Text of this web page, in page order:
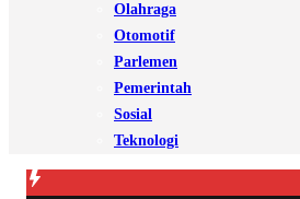
Olahraga
Otomotif
Parlemen
Pemerintah
Sosial
Teknologi